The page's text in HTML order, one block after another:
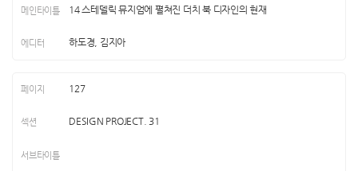
14 스테델릭 뮤지엄에 펼쳐진 더치 북 디자인의 현재
하도경, 김지아
127
DESIGN PROJECT. 31